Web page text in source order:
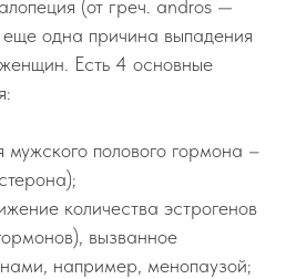
(от греч. andros —
одна причина выпадения
Есть 4 основные
полового гормона –
количества эстрогенов
вызванное
например, менопаузой;